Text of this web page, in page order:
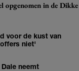
opgenomen in de Dikke
voor de kust van
niet'
neemt